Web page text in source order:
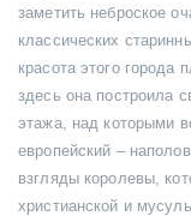
заметить неброское
классических
красота этого
здесь она построила
этажа, над которыми
европейский –
взгляды королевы,
христианской и